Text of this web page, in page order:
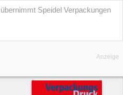
Speidel Verpackungen
Anzeige